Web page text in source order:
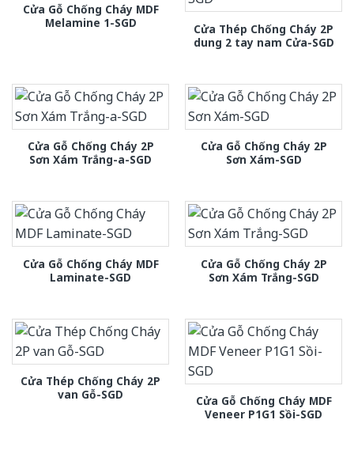
Cửa Gỗ Chống Cháy MDF
Melamine 1-SGD
Cửa Thép Chống Cháy 2P
dung 2 tay nam Cửa-SGD
Cửa Gỗ Chống Cháy 2P
Sơn Xám Trắng-a-SGD
Cửa Gỗ Chống Cháy 2P
Sơn Xám-SGD
Cửa Gỗ Chống Cháy MDF
Laminate-SGD
Cửa Gỗ Chống Cháy 2P
Sơn Xám Trắng-SGD
Cửa Thép Chống Cháy 2P
van Gỗ-SGD
Cửa Gỗ Chống Cháy MDF
Veneer P1G1 Sồi-SGD